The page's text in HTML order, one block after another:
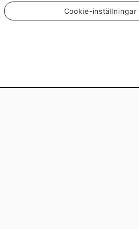
Cookie-inställningar